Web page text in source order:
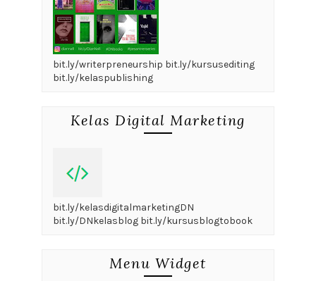
bit.ly/writerpreneurship bit.ly/kursusediting
bit.ly/kelaspublishing
Kelas Digital Marketing
bit.ly/kelasdigitalmarketingDN
bit.ly/DNkelasblog bit.ly/kursusblogtobook
Menu Widget